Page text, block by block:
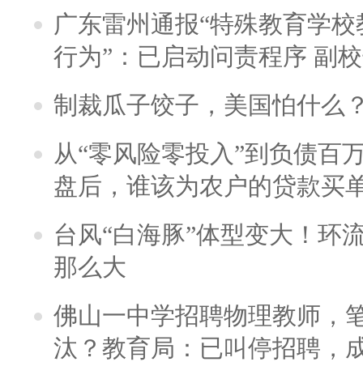
广东雷州通报“特殊教育学
行为”：已启动问责程序 副
制裁瓜子饺子，美国怕什么
从“零风险零投入”到负债百
盘后，谁该为农户的贷款买
台风“白海豚”体型变大！环
那么大
佛山一中学招聘物理教师，
汰？教育局：已叫停招聘，